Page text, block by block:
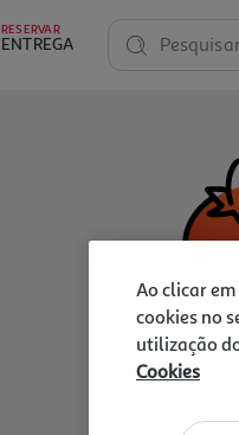
RESERVAR
ENTREGA Pesquisar
Ao clicar
cookies no
utilização
Cookies